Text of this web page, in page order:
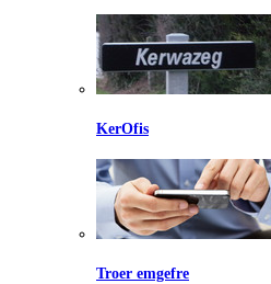
KerOfis
Troer emgefre